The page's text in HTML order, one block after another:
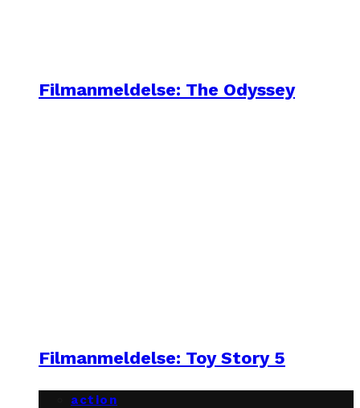
Filmanmeldelse: The Odyssey
Filmanmeldelse: Toy Story 5
action